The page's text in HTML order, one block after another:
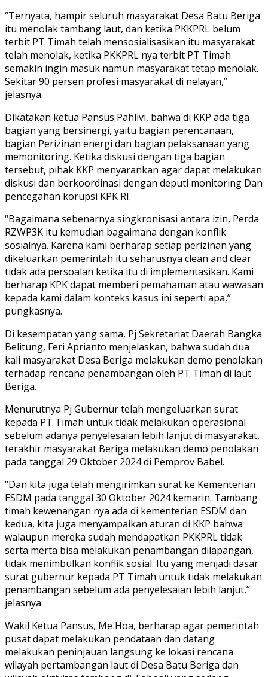
“Ternyata, hampir seluruh masyarakat Desa Batu Beriga
itu menolak tambang laut, dan ketika PKKPRL belum
terbit PT Timah telah mensosialisasikan itu masyarakat
telah menolak, ketika PKKPRL nya terbit PT Timah
semakin ingin masuk namun masyarakat tetap menolak.
Sekitar 90 persen profesi masyarakat di nelayan,”
jelasnya.
Dikatakan ketua Pansus Pahlivi, bahwa di KKP ada tiga
bagian yang bersinergi, yaitu bagian perencanaan,
bagian Perizinan energi dan bagian pelaksanaan yang
memonitoring. Ketika diskusi dengan tiga bagian
tersebut, pihak KKP menyarankan agar dapat melakukan
diskusi dan berkoordinasi dengan deputi monitoring Dan
pencegahan korupsi KPK RI.
“Bagaimana sebenarnya singkronisasi antara izin, Perda
RZWP3K itu kemudian bagaimana dengan konflik
sosialnya. Karena kami berharap setiap perizinan yang
dikeluarkan pemerintah itu seharusnya clean and clear
tidak ada persoalan ketika itu di implementasikan. Kami
berharap KPK dapat memberi pemahaman atau wawasan
kepada kami dalam konteks kasus ini seperti apa,”
pungkasnya.
Di kesempatan yang sama, Pj Sekretariat Daerah Bangka
Belitung, Feri Aprianto menjelaskan, bahwa sudah dua
kali masyarakat Desa Beriga melakukan demo penolakan
terhadap rencana penambangan oleh PT Timah di laut
Beriga.
Menurutnya Pj Gubernur telah mengeluarkan surat
kepada PT Timah untuk tidak melakukan operasional
sebelum adanya penyelesaian lebih lanjut di masyarakat,
terakhir masyarakat Beriga melakukan demo penolakan
pada tanggal 29 Oktober 2024 di Pemprov Babel.
“Dan kita juga telah mengirimkan surat ke Kementerian
ESDM pada tanggal 30 Oktober 2024 kemarin. Tambang
timah kewenangan nya ada di kementerian ESDM dan
kedua, kita juga menyampaikan aturan di KKP bahwa
walaupun mereka sudah mendapatkan PKKPRL tidak
serta merta bisa melakukan penambangan dilapangan,
tidak menimbulkan konflik sosial. Itu yang menjadi dasar
surat gubernur kepada PT Timah untuk tidak melakukan
penambangan sebelum ada penyelesaian lebih lanjut,”
jelasnya.
Wakil Ketua Pansus, Me Hoa, berharap agar pemerintah
pusat dapat melakukan pendataan dan datang
melakukan peninjauan langsung ke lokasi rencana
wilayah pertambangan laut di Desa Batu Beriga dan